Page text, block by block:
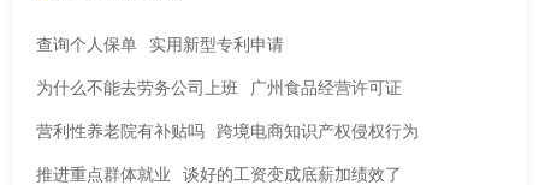
查询个人保单 实用新型专利申请
为什么不能去劳务公司上班 广州食品经营许可证
营利性养老院有补贴吗 跨境电商知识产权侵权行为
推进重点群体就业 谈好的工资变成底薪加绩效了